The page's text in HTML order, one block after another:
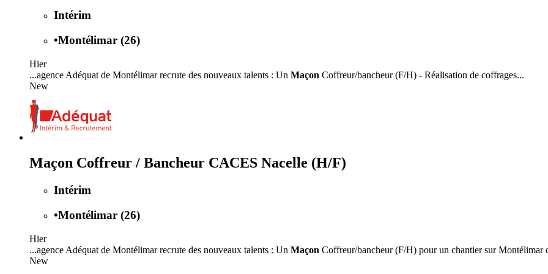
Intérim
•Montélimar (26)
Hier
...agence Adéquat de Montélimar recrute des nouveaux talents : Un Maçon Coffreur/bancheur (F/H) - Réalisation de coffrages...
New
Maçon Coffreur / Bancheur CACES Nacelle (H/F)
Intérim
•Montélimar (26)
Hier
...agence Adéquat de Montélimar recrute des nouveaux talents : Un Maçon Coffreur/bancheur (F/H) pour un chantier sur Montélimar
New